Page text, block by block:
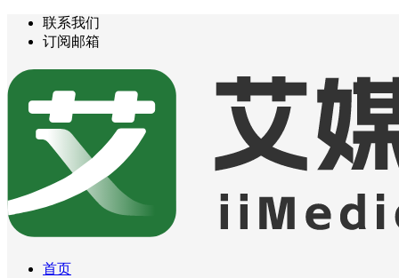
联系我们
订阅邮箱
首页